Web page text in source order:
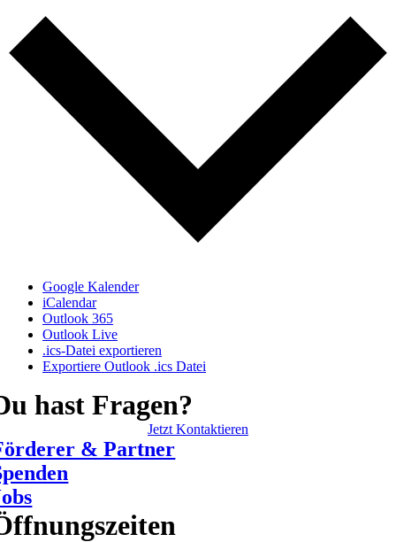
Google Kalender
iCalendar
Outlook 365
Outlook Live
.ics-Datei exportieren
Exportiere Outlook .ics Datei
hast Fragen?
Jetzt Kontaktieren
& Partner